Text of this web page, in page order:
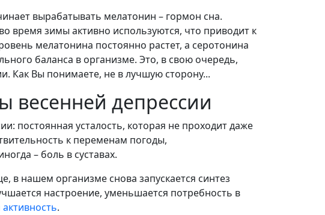
вырабатывать мелатонин – гормон сна.
время зимы активно используются, что приводит к
мелатонина постоянно растет, а серотонина
баланса в организме. Это, в свою очередь,
Как Вы понимаете, не в лучшую сторону...
весенней депрессии
постоянная усталость, которая не проходит даже
к переменам погоды,
– боль в суставах.
в нашем организме снова запускается синтез
настроение, уменьшается потребность в
.